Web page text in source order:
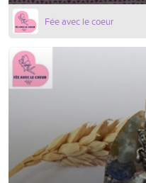
Fée avec le coeur